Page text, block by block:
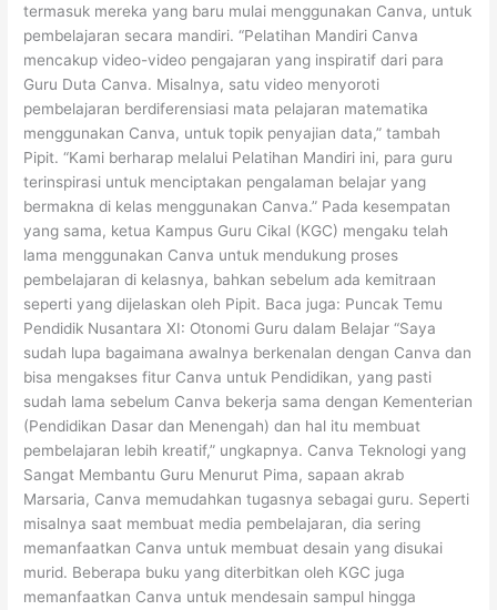
termasuk mereka yang baru mulai menggunakan Canva, untuk
pembelajaran secara mandiri. “Pelatihan Mandiri Canva
mencakup video-video pengajaran yang inspiratif dari para
Guru Duta Canva. Misalnya, satu video menyoroti
pembelajaran berdiferensiasi mata pelajaran matematika
menggunakan Canva, untuk topik penyajian data,” tambah
Pipit. “Kami berharap melalui Pelatihan Mandiri ini, para guru
terinspirasi untuk menciptakan pengalaman belajar yang
bermakna di kelas menggunakan Canva.” Pada kesempatan
yang sama, ketua Kampus Guru Cikal (KGC) mengaku telah
lama menggunakan Canva untuk mendukung proses
pembelajaran di kelasnya, bahkan sebelum ada kemitraan
seperti yang dijelaskan oleh Pipit. Baca juga: Puncak Temu
Pendidik Nusantara XI: Otonomi Guru dalam Belajar “Saya
sudah lupa bagaimana awalnya berkenalan dengan Canva dan
bisa mengakses fitur Canva untuk Pendidikan, yang pasti
sudah lama sebelum Canva bekerja sama dengan Kementerian
(Pendidikan Dasar dan Menengah) dan hal itu membuat
pembelajaran lebih kreatif,” ungkapnya. Canva Teknologi yang
Sangat Membantu Guru Menurut Pima, sapaan akrab
Marsaria, Canva memudahkan tugasnya sebagai guru. Seperti
misalnya saat membuat media pembelajaran, dia sering
memanfaatkan Canva untuk membuat desain yang disukai
murid. Beberapa buku yang diterbitkan oleh KGC juga
memanfaatkan Canva untuk mendesain sampul hingga